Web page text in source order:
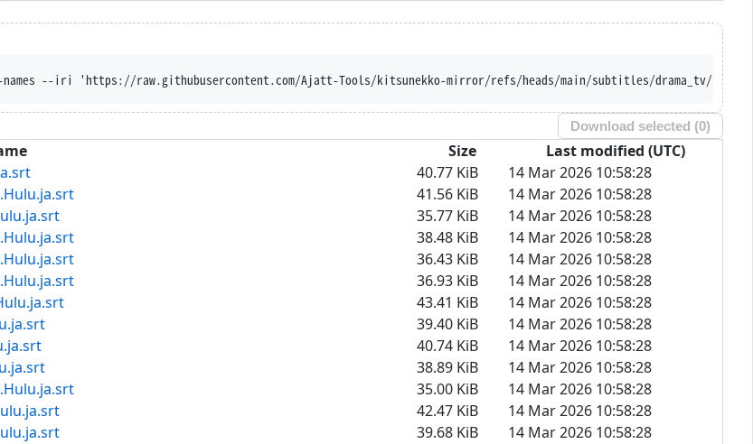
names --iri 'https://raw.githubusercontent.com/Ajatt-Tools/kitsunekko-mirror/refs/heads/main/subtitles/
Download selected (0)
Size
Last modified (UTC)
40.77 KiB
14 Mar 2026 10:58:28
41.56 KiB
14 Mar 2026 10:58:28
35.77 KiB
14 Mar 2026 10:58:28
38.48 KiB
14 Mar 2026 10:58:28
36.43 KiB
14 Mar 2026 10:58:28
36.93 KiB
14 Mar 2026 10:58:28
43.41 KiB
14 Mar 2026 10:58:28
39.40 KiB
14 Mar 2026 10:58:28
40.74 KiB
14 Mar 2026 10:58:28
38.89 KiB
14 Mar 2026 10:58:28
35.00 KiB
14 Mar 2026 10:58:28
42.47 KiB
14 Mar 2026 10:58:28
39.68 KiB
14 Mar 2026 10:58:28